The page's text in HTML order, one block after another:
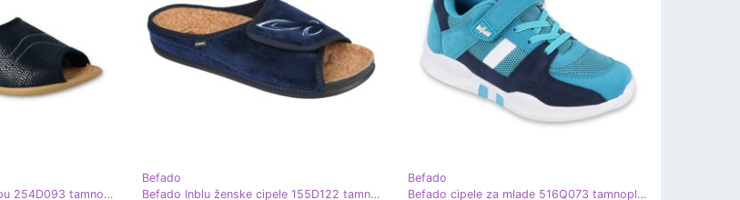
Befado ženske cipele pu 254D093 tamnoplava
Befado
Befado Inblu ženske cipele 155D122 tamnoplava
Befado
Befado cipele za mlade 516Q073 tamnoplava plava